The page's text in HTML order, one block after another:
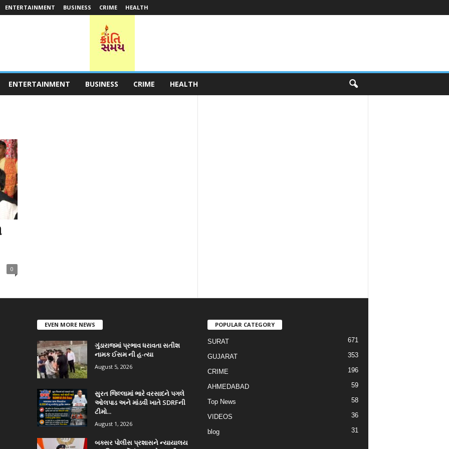
ENTERTAINMENT BUSINESS CRIME HEALTH
ENTERTAINMENT BUSINESS CRIME HEALTH
0
EVEN MORE NEWS
ગુંડારાજમાં પ્રભાવ ધરાવતા સતીશ
નામક ઈસમ ની હ-ત્યા
August 5, 2026
સુરત જિલ્લામાં ભારે વરસાદને પગલે
ઓલપાડ અને માંડવી ખાતે SDRFની
ટીમો...
August 1, 2026
બક્સર પોલીસ પ્રશાસને ન્યાયાલય
POPULAR CATEGORY
SURAT 671
GUJARAT 353
CRIME 196
AHMEDABAD 59
Top News 58
VIDEOS 36
blog 31